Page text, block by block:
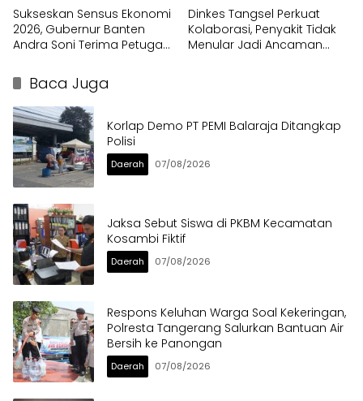
Sukseskan Sensus Ekonomi
2026, Gubernur Banten
Andra Soni Terima Petugas
Dinkes Tangsel Perkuat
Kolaborasi, Penyakit Tidak
Menular Jadi Ancaman
Baca Juga
Korlap Demo PT PEMI Balaraja Ditangkap
Polisi
Daerah 07/08/2026
Jaksa Sebut Siswa di PKBM Kecamatan
Kosambi Fiktif
Daerah 07/08/2026
Respons Keluhan Warga Soal Kekeringan,
Polresta Tangerang Salurkan Bantuan Air
Bersih ke Panongan
Daerah 07/08/2026